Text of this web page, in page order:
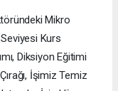
Mikro
Kurs
Diksiyon Eğitimi
İşimiz Temiz